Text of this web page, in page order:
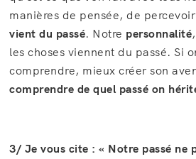
manières de pensée, de
vient du passé. Notre personnalité
les choses viennent du passé. Si
comprendre, mieux créer son
comprendre de quel passé on
3/ Je vous cite : « Notre passé ne